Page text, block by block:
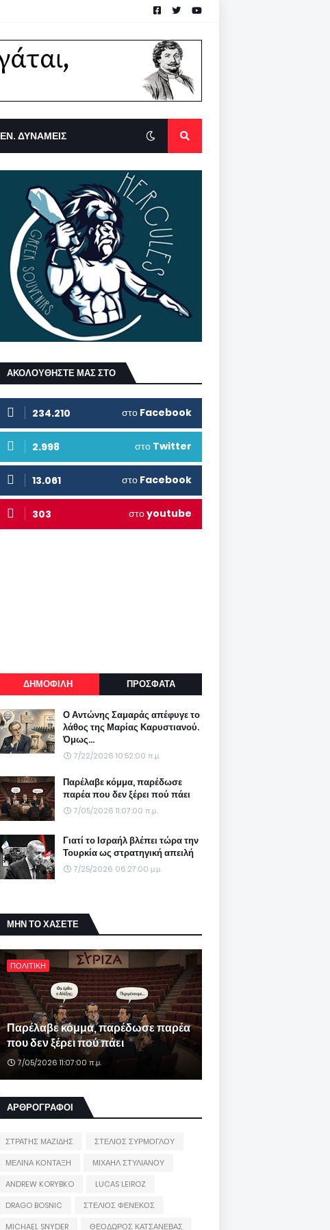
ΕΝ. ΔΥΝΑΜΕΙΣ
ΑΚΟΛΟΥΘΗΣΤΕ ΜΑΣ ΣΤΟ
234.210 στο Facebook
2.998 στο Twitter
13.061 στο Facebook
303 στοyoutube
ΔΗΜΟΦΙΛΗ ΠΡΟΣΦΑΤΑ
Ο Αντώνης Σαμαράς απέφυγε το
λάθος της Μαρίας Καρυστιανού.
Όμως...
7/22/2026 10:52:00 π.μ.
Παρέλαβε κόμμα, παρέδωσε
παρέα που δεν ξέρει πού πάει
7/05/2026 11:07:00 π.μ.
Γιατί το Ισραήλ βλέπει τώρα την
Τουρκία ως στρατηγική απειλή
7/25/2026 06:27:00 μ.μ.
ΜΗΝ ΤΟ ΧΑΣΕΤΕ
ΠΟΛΙΤΙΚΗ
Παρέλαβε κόμμα, παρέδωσε παρέα
που δεν ξέρει πού πάει
7/05/2026 11:07:00 π.μ.
ΑΡΘΡΟΓΡΑΦΟΙ
ΣΤΡΑΤΗΣ ΜΑΖΙΔΗΣ
ΣΤΕΛΙΟΣ ΣΥΡΜΟΓΛΟΥ
ΜΕΛΙΝΑ ΚΟΝΤΑΞΗ
ΜΙΧΑΗΛ ΣΤΥΛΙΑΝΟΥ
ANDREW KORYBKO
LUCAS LEIROZ
DRAGO BOSNIC
ΣΤΕΛΙΟΣ ΦΕΝΕΚΟΣ
MICHAEL SNYDER
ΘΕΟΔΩΡΟΣ ΚΑΤΣΑΝΕΒΑΣ